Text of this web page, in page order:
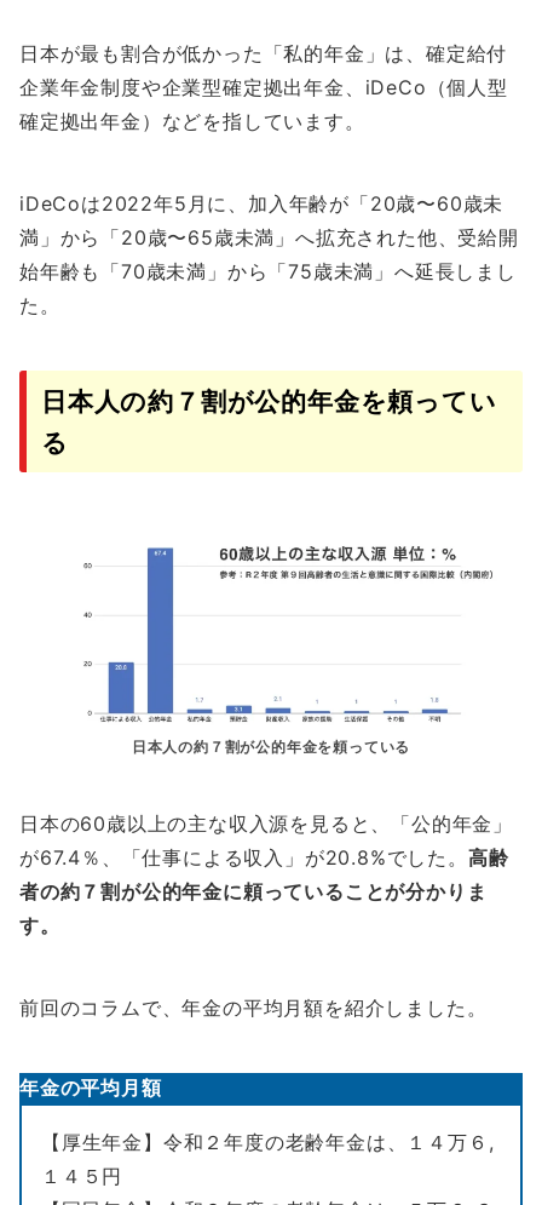
日本が最も割合が低かった「私的年金」は、確定給付
企業年金制度や企業型確定拠出年金、iDeCo（個人型
確定拠出年金）などを指しています。
iDeCoは2022年5月に、加入年齢が「20歳〜60歳未
満」から「20歳〜65歳未満」へ拡充された他、受給開
始年齢も「70歳未満」から「75歳未満」へ延長しまし
た。
日本人の約７割が公的年金を頼ってい
る
日本人の約７割が公的年金を頼っている
日本の60歳以上の主な収入源を見ると、「公的年金」
が67.4％、「仕事による収入」が20.8%でした。 高齢
者の約７割が公的年金に頼っていることが分かりま
す。
前回のコラムで、年金の平均月額を紹介しました。
年金の平均月額
【厚生年金】令和２年度の老齢年金は、１４万６,
１４５円